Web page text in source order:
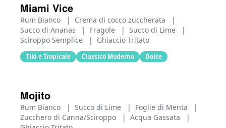
Miami Vice
Rum Bianco | Crema di cocco zuccherata
|
Succo di Ananas
| Fragole | Succo di Lime
|
Sciroppo Semplice
| Ghiaccio Tritato
Tiki e Tropicale Classico Moderno Dolce
Mojito
Rum Bianco | Succo di Lime | Foglie di Menta
|
Zucchero di Canna/Sciroppo
| Acqua Gassata
|